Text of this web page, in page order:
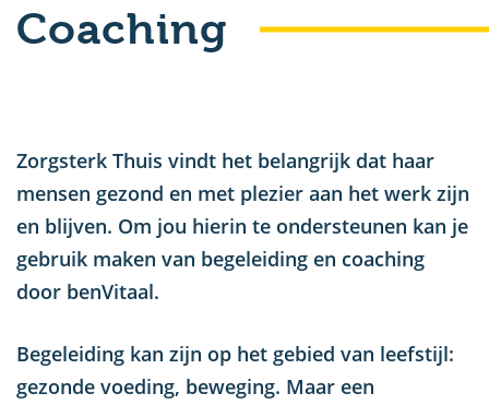
Coaching
Zorgsterk Thuis vindt het belangrijk dat haar
mensen gezond en met plezier aan het werk zijn
en blijven. Om jou hierin te ondersteunen kan je
gebruik maken van begeleiding en coaching
door benVitaal.
Begeleiding kan zijn op het gebied van leefstijl:
gezonde voeding, beweging. Maar een